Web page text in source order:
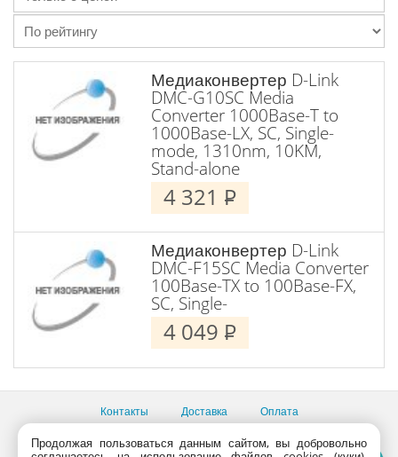
Медиаконвертер D-Link
DMC-G10SC Media
Converter 1000Base-T to
1000Base-LX, SC, Single-
mode, 1310nm, 10KM,
Stand-alone
4 321 P
Медиаконвертер D-Link
DMC-F15SC Media Converter
100Base-TX to 100Base-FX,
SC, Single-
4 049 P
Контакты Доставка Оплата
Все пункты выдачи
Продолжая пользоваться данным сайтом, вы добровольно